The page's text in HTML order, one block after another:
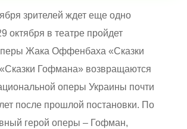
зрителей ждет еще одно
октября в театре пройдет
Жака Оффенбаха «Сказки
Гофмана» возвращаются
оперы Украины почти
после прошлой постановки. По
герой оперы – Гофман,